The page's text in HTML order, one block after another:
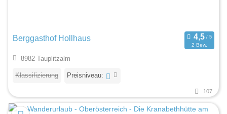
Berggasthof Hollhaus
2 Bew.
8982 Tauplitzalm
Klassifizierung Preisniveau:
107